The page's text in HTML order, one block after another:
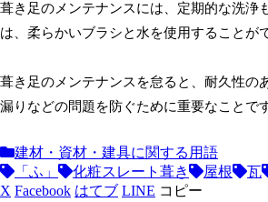
葺き足のメンテナンスには、定期的な洗浄
は、柔らかいブラシと水を使用することが
葺き足のメンテナンスを怠ると、耐久性の
漏りなどの問題を防ぐために重要なことです
建材・資材・建具に関する用語
「ふ」
化粧スレート葺き 屋根 瓦
X Facebook はてブ LINE コピー